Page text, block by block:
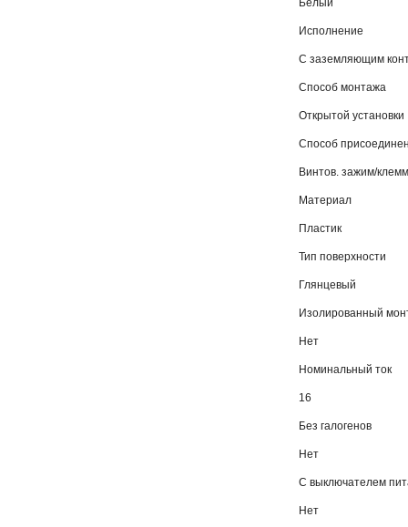
Белый
Исполнение
С заземляющим
Способ монтажа
Открытой установки
Способ
Винтов. зажим/
Материал
Пластик
Тип поверхности
Глянцевый
Изолированный
Нет
Номинальный ток
16
Без галогенов
Нет
С выключателем
Нет